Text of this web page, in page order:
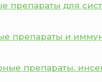
препараты для
препараты и
препараты.